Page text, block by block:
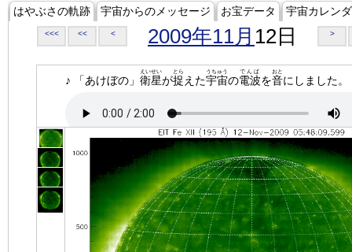
はやぶさの軌跡 宇宙からのメッセージ お宝データ 宇宙カレン
<<< << < 2009年11月 12日 >
♪ 「あけぼの」 衛星
えいせい
が捉
とら
えた宇宙
うちゅう
の電波
でんぱ
を音
おと
にしました。